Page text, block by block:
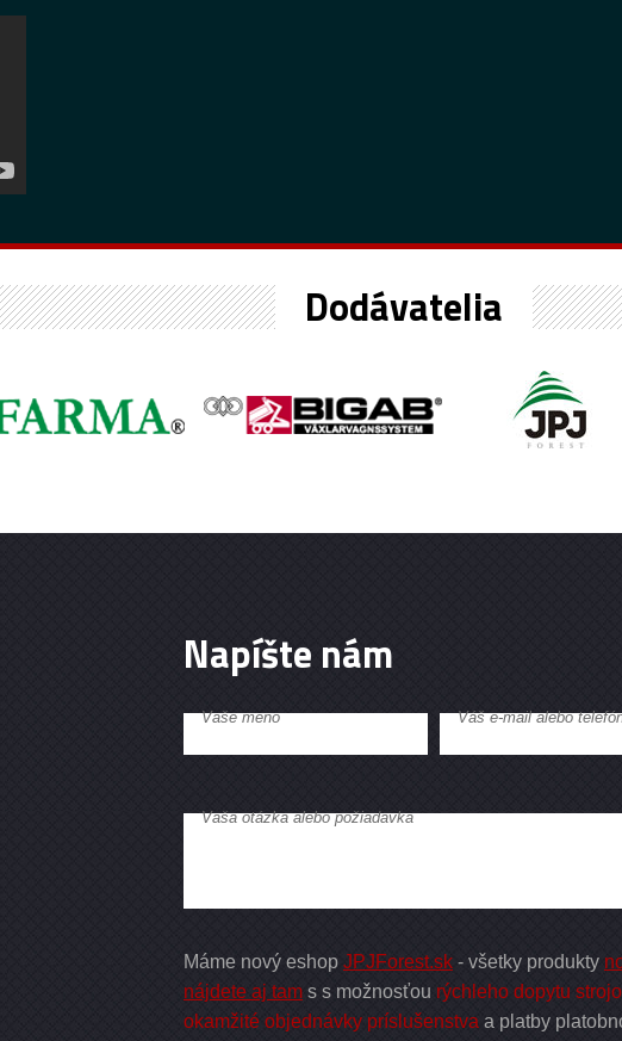
Dodávatelia
Napíšte nám
Vaše meno Váš e-mail alebo
Vaša otázka alebo požiadavka
Máme nový eshop JPJForest.sk- všetky produkty
nájdete aj tams s možnosťou rýchleho dopytu
okamžité objednávky príslušenstva a platby